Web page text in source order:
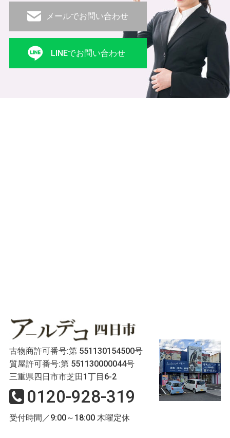
メールでお問い合わせ
LINEでお問い合わせ
古物商許可番号:第 551130154500号
質屋許可番号:第 551130000044号
三重県四日市市芝田1丁目6-2
0120-928-319
受付時間／9:00～18:00 木曜定休